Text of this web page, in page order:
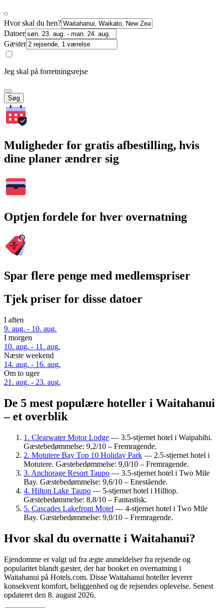
Hvor skal du hen?
Datoer
Gæster
Jeg skal på forretningsrejse
Søg
Muligheder for gratis afbestilling, hvis
dine planer ændrer sig
Optjen fordele for hver overnatning
Spar flere penge med medlemspriser
Tjek priser for disse datoer
I aften
9. aug. - 10. aug.
I morgen
10. aug. - 11. aug.
Næste weekend
14. aug. - 16. aug.
Om to uger
21. aug. - 23. aug.
De 5 mest populære hoteller i Waitahanui
– et overblik
1. Clearwater Motor Lodge — 3.5-stjernet hotel i Waipahihi.
Gæstebedømmelse: 9,2/10 – Fremragende.
2. Motutere Bay Top 10 Holiday Park — 2.5-stjernet hotel i
Motutere. Gæstebedømmelse: 9,0/10 – Fremragende.
3. Anchorage Resort Taupo — 3.5-stjernet hotel i Two Mile
Bay. Gæstebedømmelse: 9,6/10 – Enestående.
4. Hilton Lake Taupo — 5-stjernet hotel i Hilltop.
Gæstebedømmelse: 8,8/10 – Fantastisk.
5. Cascades Lakefront Motel — 4-stjernet hotel i Two Mile
Bay. Gæstebedømmelse: 9,0/10 – Fremragende.
Hvor skal du overnatte i Waitahanui?
Ejendomme er valgt ud fra ægte anmeldelser fra rejsende og
popularitet blandt gæster, der har booket en overnatning i
Waitahanui på Hotels.com. Disse Waitahanui hoteller leverer
konsekvent komfort, beliggenhed og de rejsendes oplevelse. Senest
opdateret den 8. august 2026.